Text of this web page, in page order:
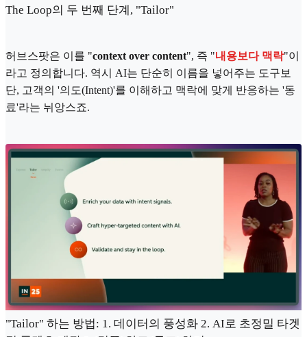
The Loop의 두 번째 단계, "Tailor"
허브스팟은 이를 "context over content", 즉 "내용보다 맥락"이
라고 정의합니다. 역시 AI는 단순히 이름을 넣어주는 도구보
단, 고객의 '의도(Intent)'를 이해하고 맥락에 맞게 반응하는 '동
료'라는 뉘앙스죠.
"Tailor" 하는 방법: 1. 데이터의 풍성화 2. AI로 초정밀 타겟